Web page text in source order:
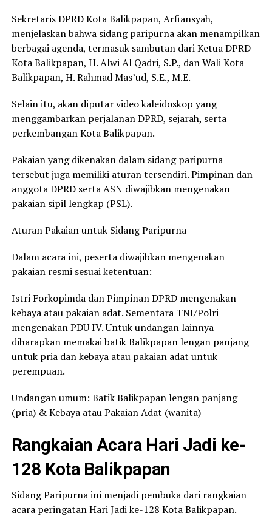
Sekretaris DPRD Kota Balikpapan, Arfiansyah,
menjelaskan bahwa sidang paripurna akan menampilkan
berbagai agenda, termasuk sambutan dari Ketua DPRD
Kota Balikpapan, H. Alwi Al Qadri, S.P., dan Wali Kota
Balikpapan, H. Rahmad Mas’ud, S.E., M.E.
Selain itu, akan diputar video kaleidoskop yang
menggambarkan perjalanan DPRD, sejarah, serta
perkembangan Kota Balikpapan.
Pakaian yang dikenakan dalam sidang paripurna
tersebut juga memiliki aturan tersendiri. Pimpinan dan
anggota DPRD serta ASN diwajibkan mengenakan
pakaian sipil lengkap (PSL).
Aturan Pakaian untuk Sidang Paripurna
Dalam acara ini, peserta diwajibkan mengenakan
pakaian resmi sesuai ketentuan:
Istri Forkopimda dan Pimpinan DPRD mengenakan
kebaya atau pakaian adat. Sementara TNI/Polri
mengenakan PDU IV. Untuk undangan lainnya
diharapkan memakai batik Balikpapan lengan panjang
untuk pria dan kebaya atau pakaian adat untuk
perempuan.
Undangan umum: Batik Balikpapan lengan panjang
(pria) & Kebaya atau Pakaian Adat (wanita)
Rangkaian Acara Hari Jadi ke-
128 Kota Balikpapan
Sidang Paripurna ini menjadi pembuka dari rangkaian
acara peringatan Hari Jadi ke-128 Kota Balikpapan.